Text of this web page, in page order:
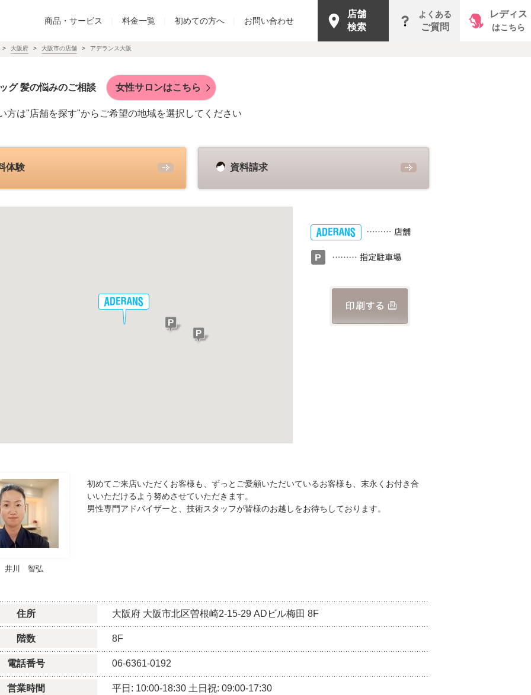
商品・サービス 料金一覧 初めての方へ お問い合わせ
店舗
検索
よくある
ご質問
レディス
はこちら
大阪府 大阪市の店舗 アデランス大阪
グ 髪の悩みのご相談 女性サロンはこちら
方は"店舗を探す"からご希望の地域を選択してください
体験 資料請求
井川 智弘
初めてご来店いただくお客様も、ずっとご愛顧いただいているお客様も、末永くお付き合
いいただけるよう努めさせていただきます。
男性専門アドバイザーと、技術スタッフが皆様のお越しをお待ちしております。
住所 大阪府 大阪市北区曽根崎2-15-29 ADビル梅田 8F
階数 8F
電話番号 06-6361-0192
営業時間 平日: 10:00-18:30 土日祝: 09:00-17:30